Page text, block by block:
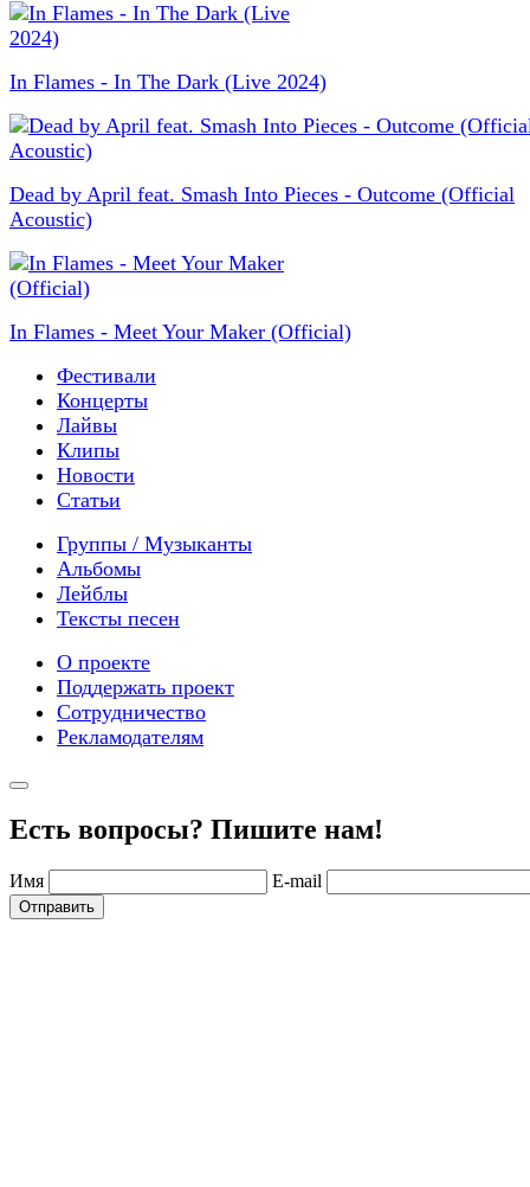
In Flames - In The Dark (Live 2024)
Dead by April feat. Smash Into Pieces - Outcome (Official
Acoustic)
In Flames - Meet Your Maker (Official)
Фестивали
Концерты
Лайвы
Клипы
Новости
Статьи
Группы / Музыканты
Альбомы
Лейблы
Тексты песен
О проекте
Поддержать проект
Сотрудничество
Рекламодателям
Есть вопросы? Пишите нам!
Имя E-mail